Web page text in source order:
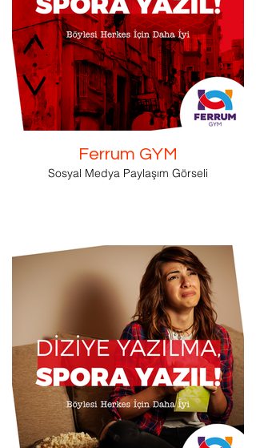
Ferrum GYM
Sosyal Medya Paylaşım Görseli